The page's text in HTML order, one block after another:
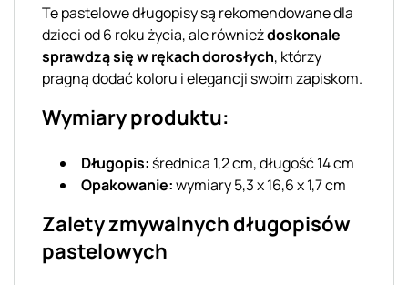
Te pastelowe długopisy są rekomendowane dla
dzieci od 6 roku życia, ale równieżdoskonale
sprawdzą się w rękach dorosłych, którzy
pragną dodać koloru i elegancji swoim zapiskom.
Wymiary produktu:
Długopis: średnica 1,2 cm, długość 14 cm
Opakowanie:wymiary 5,3 x 16,6 x 1,7 cm
Zalety zmywalnych długopisów
pastelowych